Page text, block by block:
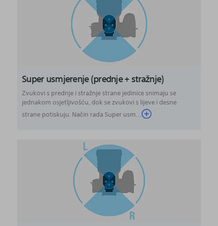
Super usmjerenje (prednje + stražnje)
Zvukovi s prednje i stražnje strane jedinice snimaju se
jednakom osjetljivošću, dok se zvukovi s lijeve i desne
strane potiskuju. Način rada Super usm...